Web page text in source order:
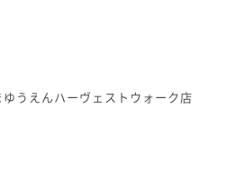
ゆうえんハーヴェストウォーク店